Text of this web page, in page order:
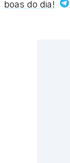
boas do dia!